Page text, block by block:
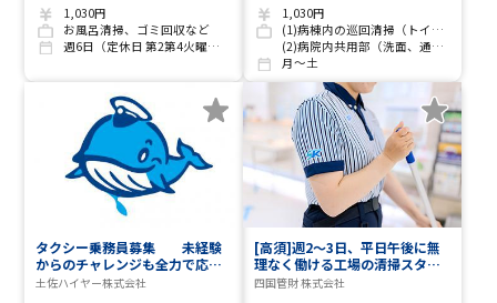
1,030円
お風呂清掃、ゴミ回収など
週6日（定休日 第2第4火曜日）
1,030円
(1)病棟内の巡回清掃（トイレ・ゴミ回収・階段・お風呂）・機械使用無し
(2)病院内共用部（洗面、通路）・トイレ清掃 ゴミ回収 機械使用無し
月～土
タクシー乗務員募集 未経験
からのチャレンジも全力で応援
します 決まった時間の車庫待
土佐ハイヤー株式会社
[高須]週2～3日、平日午後に無
理なく働ける工場の清掃スタッ
フ
四国管財 株式会社